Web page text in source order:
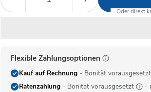
Flexible Zahlungsoptionen
Kauf auf Rechnung- Bonität vorausgesetzt
Ratenzahlung- Bonität vorausgesetzt
-